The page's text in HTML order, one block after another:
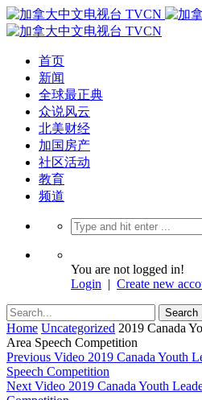
首页
新闻
全球最正典
众说风云
北美财经
加国房产
社区活动
教育
频道
You are not logged in!
Login | Create new
Home Uncategorized 2019 Canada
Area Speech Competition
Previous Video 2019 Canada Youth
Speech Competition
Next Video 2019 Canada Youth